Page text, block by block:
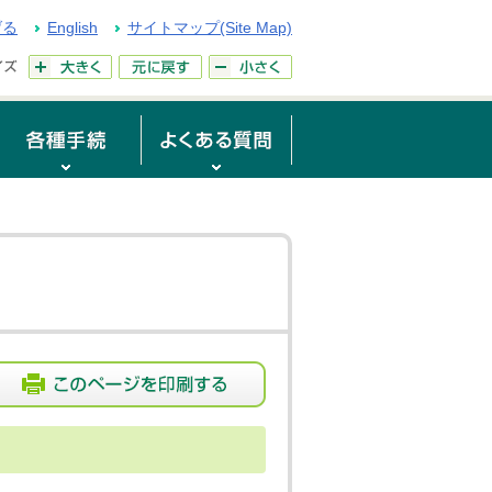
English サイトマップ(Site Map)